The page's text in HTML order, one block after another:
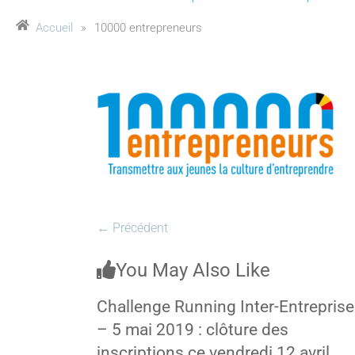
Accueil » 10000 entrepreneurs
← Précédent
You May Also Like
Challenge Running Inter-
– 5 mai 2019 : clôture des